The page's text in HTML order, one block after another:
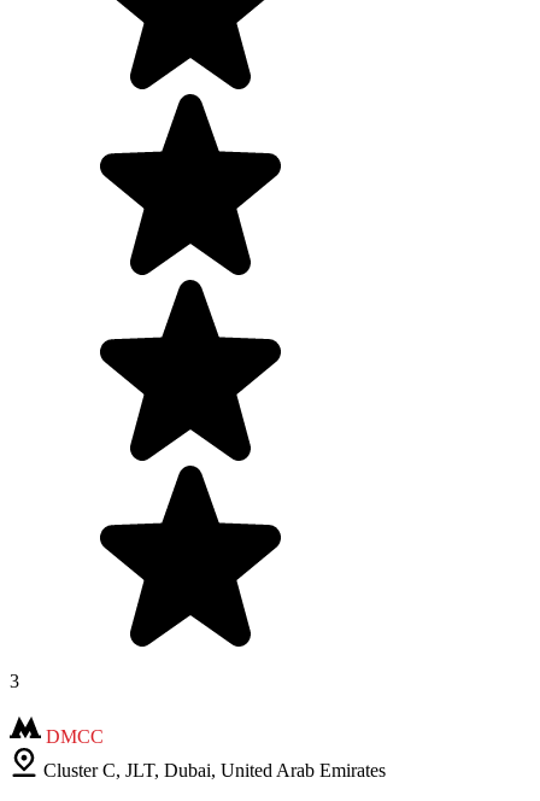
3
DMCC
Cluster C, JLT, Dubai, United Arab Emirates